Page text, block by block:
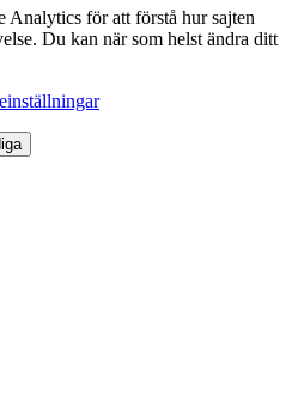
Analytics för att förstå hur sajten
Du kan när som helst ändra ditt